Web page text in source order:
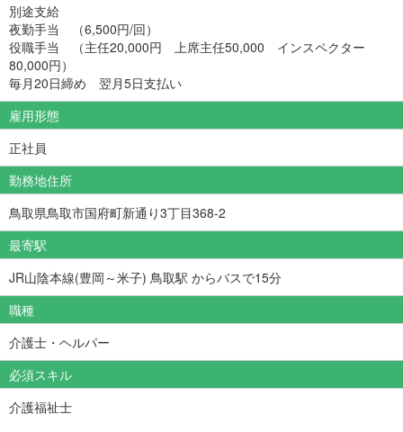
別途支給
夜勤手当 （6,500円/回）
役職手当 （主任20,000円 上席主任50,000 インスペクター
80,000円）
毎月20日締め 翌月5日支払い
雇用形態
正社員
勤務地住所
鳥取県鳥取市国府町新通り3丁目368-2
最寄駅
JR山陰本線(豊岡～米子) 鳥取駅 からバスで15分
職種
介護士・ヘルパー
必須スキル
介護福祉士